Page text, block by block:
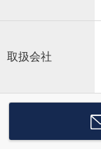
取扱会社